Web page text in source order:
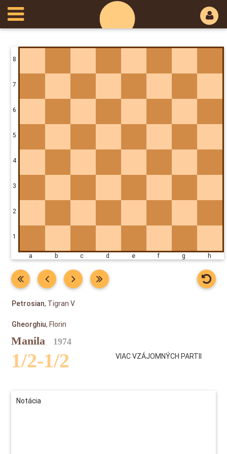
8
7
6
5
4
3
2
1
a b c d e f g h
Petrosian, Tigran V
Gheorghiu, Florin
Manila 1974
VIAC VZÁJOMNÝCH PARTII
1/2-1/2
Notácia